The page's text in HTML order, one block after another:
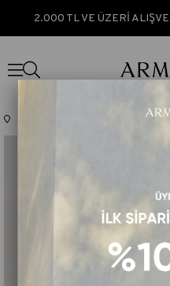
2.000 TL VE ÜZERİ
Anasayfa MÜSLİN